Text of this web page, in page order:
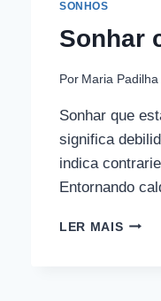
SONHOS
Sonhar
Por Maria Padilha
Sonhar que
significa
indica
Entornando
LER MAIS